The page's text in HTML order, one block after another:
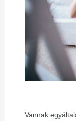
Vannak